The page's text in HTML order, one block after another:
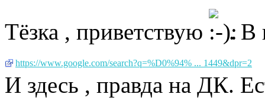
Тёзка , приветствую
. В
https://www.google.com/search?q=%D0%94% ... 1449&dpr=2
И здесь , правда на ДК.